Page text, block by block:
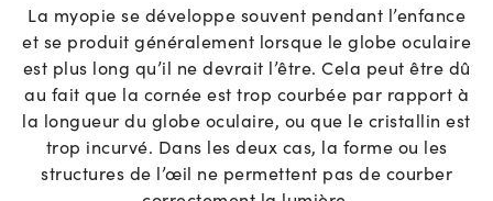
La myopie se développe souvent pendant l’enfance
et se produit généralement lorsque le globe oculaire
est plus long qu’il ne devrait l’être. Cela peut être dû
au fait que la cornée est trop courbée par rapport à
la longueur du globe oculaire, ou que le cristallin est
trop incurvé. Dans les deux cas, la forme ou les
structures de l’œil ne permettent pas de courber